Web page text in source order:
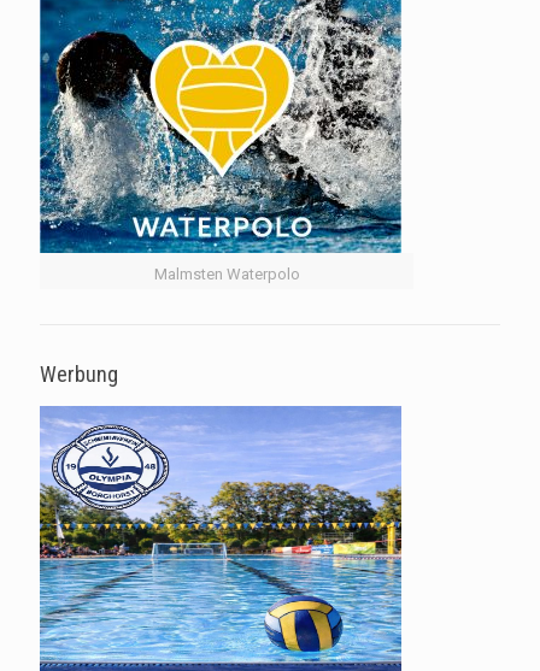
Malmsten Waterpolo
Werbung